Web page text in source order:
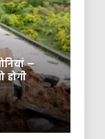
—
होगी